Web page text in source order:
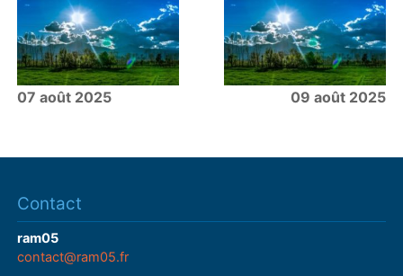
07 août 2025 09 août 2025
Contact
ram05
contact@ram05.fr